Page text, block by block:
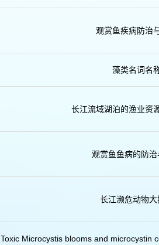
观赏鱼疾病防治
藻类名词名
长江流域湖泊的渔业资
观赏鱼鱼病的防治
长江濒危动物大
Toxic Microcystis blooms and microcystin